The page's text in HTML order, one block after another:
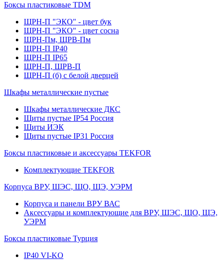
Боксы пластиковые TDM
ЩРН-П "ЭКО" - цвет бук
ЩРН-П "ЭКО" - цвет сосна
ЩРН-Пм, ЩРВ-Пм
ЩРН-П IP40
ЩРН-П IP65
ЩРН-П, ЩРВ-П
ЩРН-П (б) с белой дверцей
Шкафы металлические пустые
Шкафы металлические ДКС
Щиты пустые IP54 Россия
Щиты ИЭК
Щиты пустые IP31 Россия
Боксы пластиковые и аксессуары TEKFOR
Комплектующие TEKFOR
Корпуса ВРУ, ШЭС, ЩО, ЩЭ, УЭРМ
Корпуса и панели ВРУ ВАС
Аксессуары и комплектующие для ВРУ, ШЭС, ЩО, ЩЭ,
УЭРМ
Боксы пластиковые Турция
IP40 VI-KO